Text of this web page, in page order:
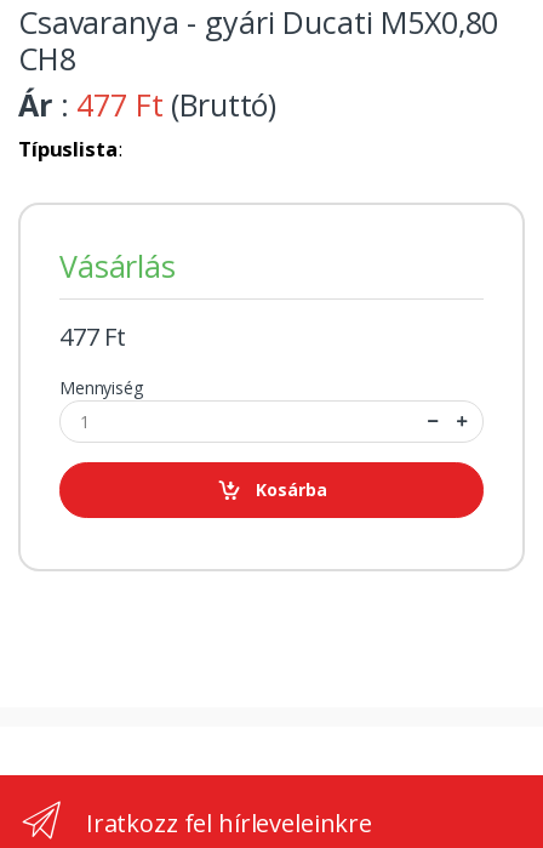
Csavaranya - gyári Ducati M5X0,80
CH8
Ár : 477 Ft (Bruttó)
Típuslista:
Vásárlás
477 Ft
Mennyiség
Kosárba
Iratkozz fel hírleveleinkre